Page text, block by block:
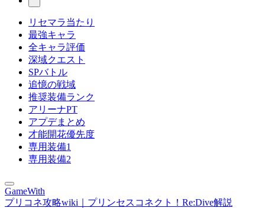
リセマラ当たり
最強キャラ
全キャラ評価
深域クエスト
SPバトル
追憶の戦域
推奨装備ランク
アリーナPT
アプデまとめ
才能開花優先度
専用装備1
専用装備2
GameWith
プリコネ攻略wiki｜プリンセスコネクト！Re:Dive解説